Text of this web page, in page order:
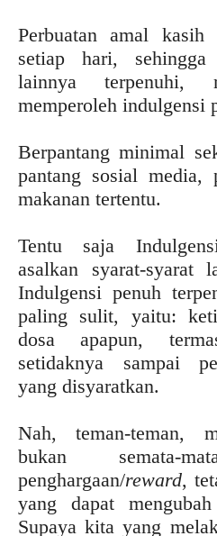
Perbuatan amal
setiap hari, sehingga
lainnya terpenuhi,
memperoleh indulgensi
Berpantang minimal
pantang sosial media,
makanan tertentu.
Tentu saja
asalkan syarat-syarat
Indulgensi penuh
paling sulit, yaitu:
dosa apapun,
setidaknya sampai
yang disyaratkan.
Nah, teman-teman,
bukan semata-
penghargaan/reward,
yang dapat
Supaya kita yang